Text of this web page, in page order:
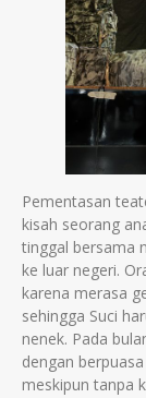
Pementasan
kisah seorang
tinggal bersama
ke luar negeri.
karena merasa
sehingga Suci
nenek. Pada
dengan
meskipun tanpa